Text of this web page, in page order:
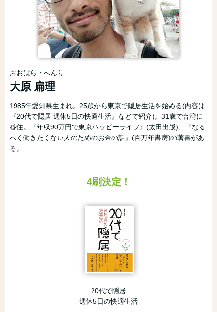
おおはら・へんり
大原 扁理
1985年愛知県生まれ。25歳から東京で隠居生活を始める(内容は
『20代で隠居 週休5日の快適生活』などで紹介)。31歳で台湾に
移住。『年収90万円で東京ハッピーライフ』(太田出版)、『なる
べく働きたくない人のためのお金の話』(百万年書房)の著書があ
る。
4刷決定！
20代で隠居
週休5日の快適生活